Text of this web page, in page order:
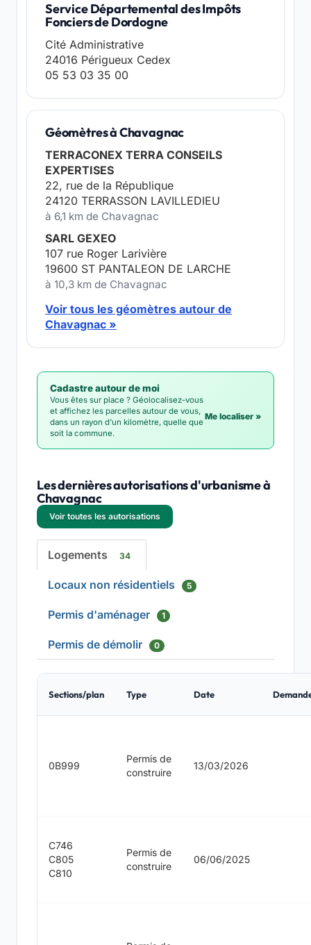
Service Départemental des Impôts
Fonciers de Dordogne
Cité Administrative
24016 Périgueux Cedex
05 53 03 35 00
Géomètres à Chavagnac
TERRACONEX TERRA CONSEILS
EXPERTISES
22, rue de la République
24120 TERRASSON LAVILLEDIEU
à 6,1 km de Chavagnac
SARL GEXEO
107 rue Roger Larivière
19600 ST PANTALEON DE LARCHE
à 10,3 km de Chavagnac
Voir tous les géomètres autour de
Chavagnac »
Cadastre autour de moi
Vous êtes sur place ? Géolocalisez-vous
et affichez les parcelles autour de vous,
dans un rayon d'un kilomètre, quelle que
soit la commune.
Me localiser »
Les dernières autorisations d'urbanisme à
Chavagnac
Voir toutes les autorisations
Logements 34
Locaux non résidentiels 5
Permis d'aménager 1
Permis de démolir 0
Sections/plan Type Date
0B999
Permis de
construire
13/03/2026
C746
C805
C810
Permis de
construire
06/06/2025